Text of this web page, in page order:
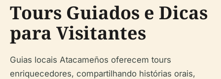
Tours Guiados e Dicas
para Visitantes
Guias locais Atacameños oferecem tours
enriquecedores, compartilhando histórias orais,